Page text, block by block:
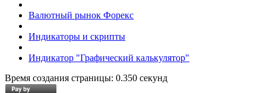
Валютный рынок Форекс
Индикаторы и скрипты
Индикатор "Графический калькулятор"
Время создания страницы: 0.350 секунд